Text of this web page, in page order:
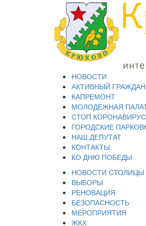
НОВОСТИ
АКТИВНЫЙ
КАПРЕМОНТ
МОЛОДЕЖНАЯ
СТОП КОРОНАВИРУС
ГОРОДСКИЕ
НАШ ДЕПУТАТ
КОНТАКТЫ
КО ДНЮ ПОБЕДЫ
НОВОСТИ СТОЛИЦЫ
ВЫБОРЫ
РЕНОВАЦИЯ
БЕЗОПАСНОСТЬ
МЕРОПРИЯТИЯ
ЖКХ